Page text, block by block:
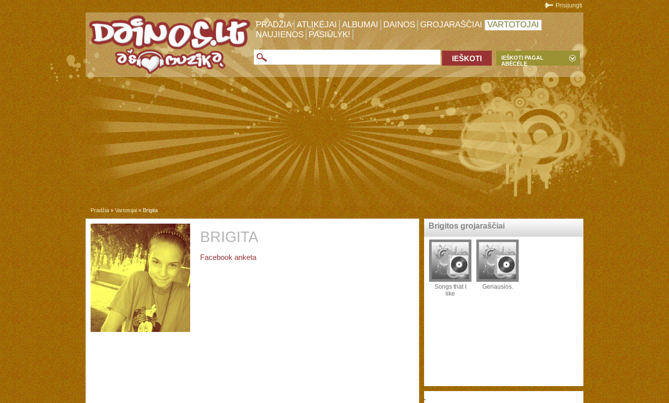
Prisijungti
PRADŽIA ATLIKĖJAI ALBUMAI DAINOS GROJARAŠČIAI VARTOTOJAI
NAUJIENOS PASIŪLYK!
IEŠKOTI PAGAL
ABĖCĖLĘ
Pradžia»Vartotojai» Brigita
BRIGITA
Facebook anketa
Brigitos grojaraščiai
Songs that I
like
Geriausios.